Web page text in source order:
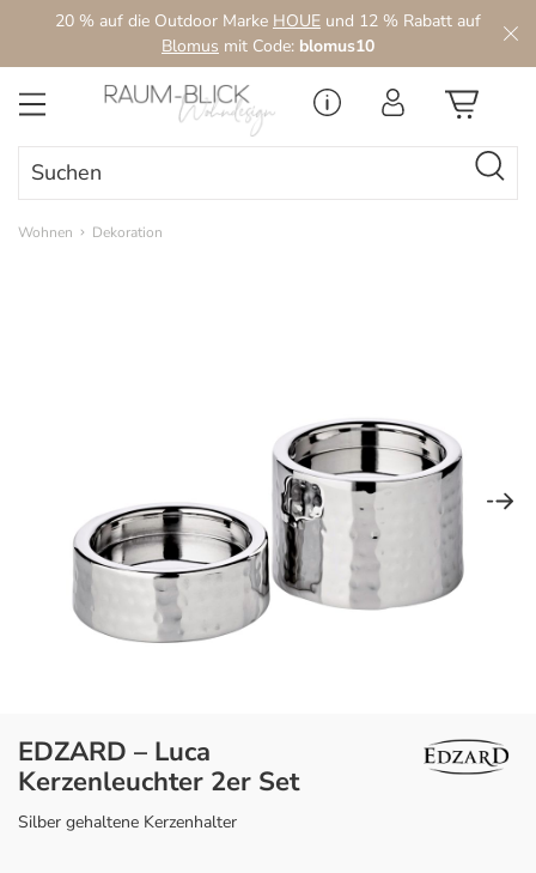
Zum Hauptinhalt springen
20 % auf die Outdoor Marke HOUE und 12 % Rabatt auf
Blomus mit Code: blomus10
Wohnen Dekoration
EDZARD – Luca
Kerzenleuchter 2er Set
Silber gehaltene Kerzenhalter